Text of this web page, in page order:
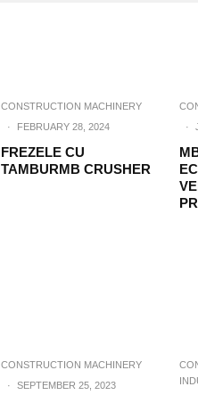
CONSTRUCTION MACHINERY
·
FEBRUARY 28, 2024
FREZELE CU
TAMBURMB CRUSHER
·
CONSTRUCTION MACHINERY
·
SEPTEMBER 25, 2023